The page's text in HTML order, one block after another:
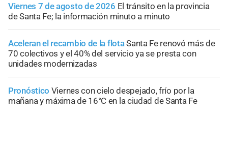
Viernes 7 de agosto de 2026 El tránsito en la provincia
de Santa Fe; la información minuto a minuto
Aceleran el recambio de la flotaSanta Fe renovó más de
70 colectivos y el 40% del servicio ya se presta con
unidades modernizadas
Pronóstico Viernes con cielo despejado, frío por la
mañana y máxima de 16°C en la ciudad de Santa Fe